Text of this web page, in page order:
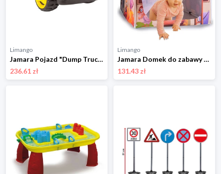
Limango
Jamara Pojazd "Dump Truck XL" w kolorze żółtym - 12 m+ rozmiar: onesize
236.61 zł
Limango
Jamara Domek do zabawy - 18 m+ rozmiar: onesize
131.43 zł